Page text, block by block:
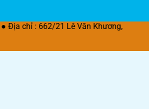
662/21 Lê Văn Khương, P. Thời An,